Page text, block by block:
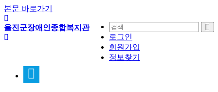
본문 바로가기
로그인
회원가입
정보찾기
울진군장애인종합복지관